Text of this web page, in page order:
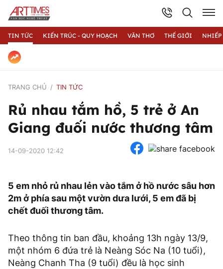
TIN TỨC KIẾN TRÚC - QUY HOẠCH VĂN THƠ THẾ GIỚI
TRANG CHỦ TIN TỨC
Rủ nhau tắm hồ, 5 trẻ ở An
Giang đuối nước thương tâm
14-09-2020 12:42
5 em nhỏ rủ nhau lẻn vào tắm ở hồ nước sâu hơn
2m ở phía sau một vườn dưa lưới, 5 em đã bị
chết đuối thương tâm.
Theo thông tin ban đầu, khoảng 13h ngày 13/9,
một nhóm 6 đứa trẻ là Neàng Sóc Na (10 tuổi),
Neàng Chanh Tha (9 tuổi) đều là học sinh